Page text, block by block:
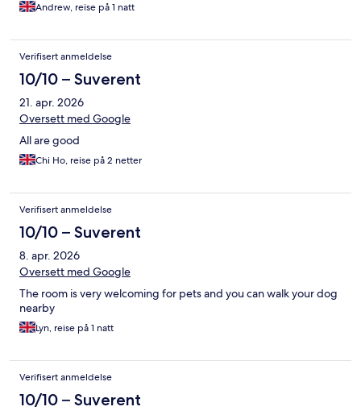
Andrew, reise på 1 natt
Verifisert anmeldelse
10/10 – Suverent
21. apr. 2026
Oversett med Google
All are good
Chi Ho, reise på 2 netter
Verifisert anmeldelse
10/10 – Suverent
8. apr. 2026
Oversett med Google
The room is very welcoming for pets and you can walk your dog
nearby
Lyn, reise på 1 natt
Verifisert anmeldelse
10/10 – Suverent